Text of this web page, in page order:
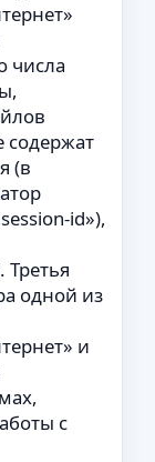
числа
содержат
(в
id»),
одной из
и
с